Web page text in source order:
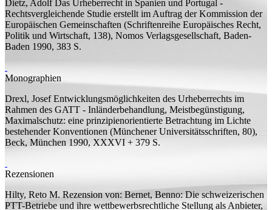
Dietz, Adolf
Das Urheberrecht in Spanien und Portugal -
Rechtsvergleichende Studie erstellt im Auftrag der Kommission der
Europäischen Gemeinschaften (Schriftenreihe Europäisches Recht,
Politik und Wirtschaft, 138), Nomos Verlagsgesellschaft, Baden-
Baden 1990, 383 S.
Monographien
Drexl, Josef Entwicklungsmöglichkeiten des Urheberrechts im
Rahmen des GATT - Inländerbehandlung, Meistbegünstigung,
Maximalschutz: eine prinzipienorientierte Betrachtung im Lichte
bestehender Konventionen (Münchener Universitätsschriften, 80),
Beck, München 1990, XXXVI + 379 S.
Rezensionen
Hilty, Reto M. Rezension von: Bernet, Benno: Die schweizerischen
PTT-Betriebe und ihre wettbewerbsrechtliche Stellung als Anbieter,